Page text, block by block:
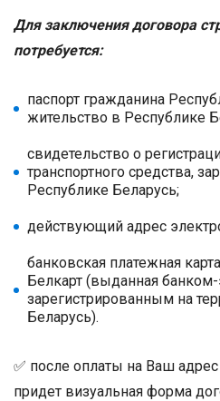
Для заключения договора
потребуется:
паспорт гражданина
жительство в Республике
свидетельство о
транспортного средства,
Республике Беларусь;
действующий адрес
банковская платежная
Белкарт (выданная
зарегистрированным на
Беларусь).
✅ после оплаты на Ваш
придет визуальная форма